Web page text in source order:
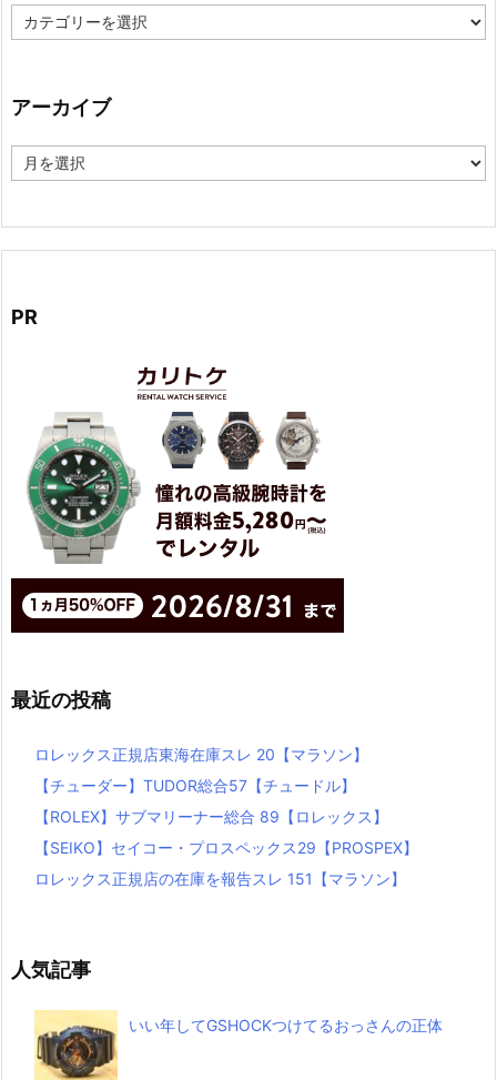
テ
ー
アーカイブ
ー
PR
最近の投稿
ロレックス正規店東海在庫スレ 20【マラソン】
【チューダー】TUDOR総合57【チュードル】
【ROLEX】サブマリーナー総合 89【ロレックス】
【SEIKO】セイコー・プロスペックス29【PROSPEX】
ロレックス正規店の在庫を報告スレ 151【マラソン】
人気記事
いい年してGSHOCKつけてるおっさんの正体